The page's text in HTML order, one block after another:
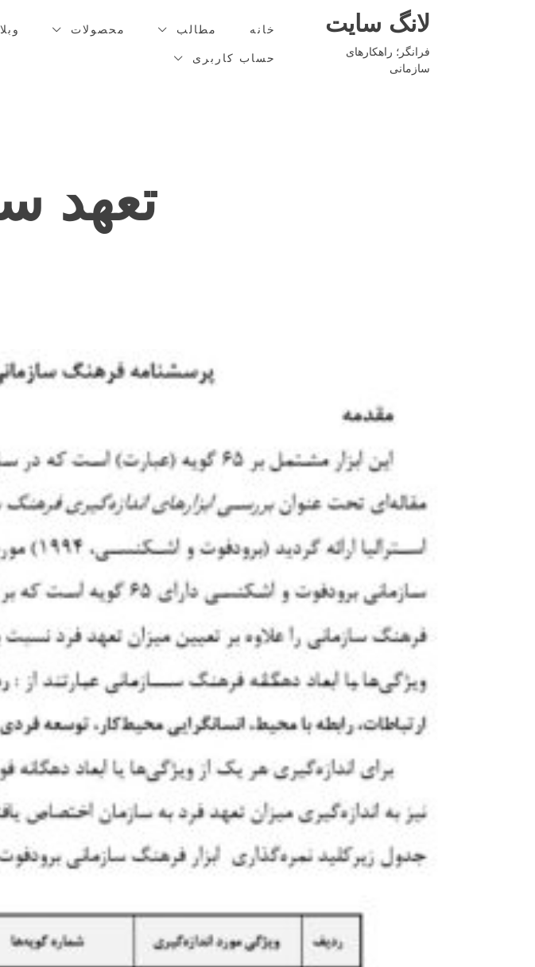
لانگ سایت
فرانگر؛ راهکارهای
سازمانی
خانه مطالب محصولات
حساب کاربری
تعهد